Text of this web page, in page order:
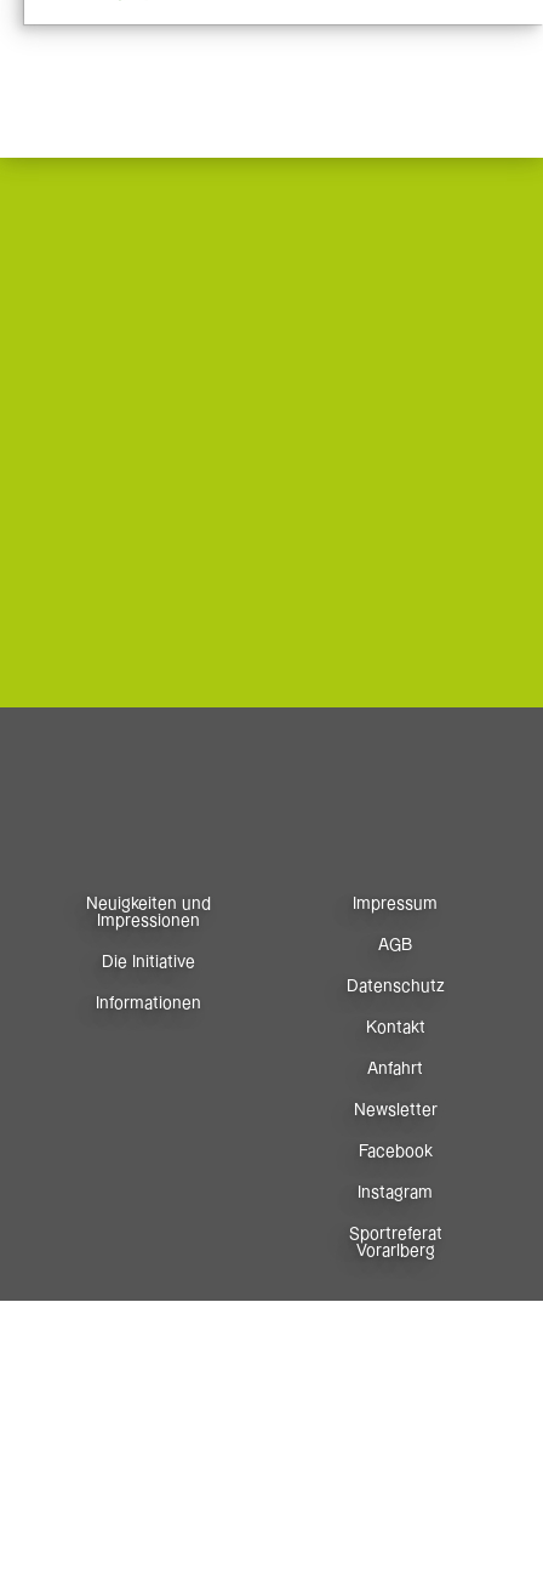
Neuigkeiten und
Impressionen
Die Initiative
Informationen
Impressum
AGB
Datenschutz
Kontakt
Anfahrt
Newsletter
Facebook
Instagram
Sportreferat
Vorarlberg